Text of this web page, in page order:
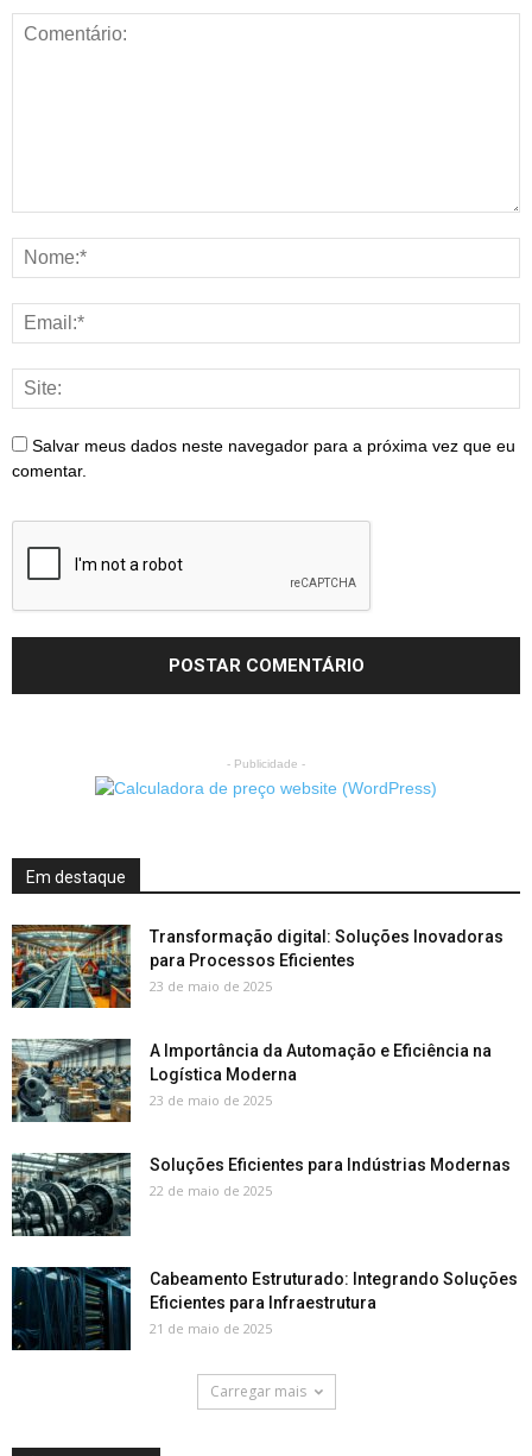
Salvar meus dados neste navegador para a próxima vez que eu
comentar.
- Publicidade -
Em destaque
Transformação digital: Soluções Inovadoras
para Processos Eficientes
23 de maio de 2025
A Importância da Automação e Eficiência na
Logística Moderna
23 de maio de 2025
Soluções Eficientes para Indústrias Modernas
22 de maio de 2025
Cabeamento Estruturado: Integrando Soluções
Eficientes para Infraestrutura
21 de maio de 2025
Carregar mais